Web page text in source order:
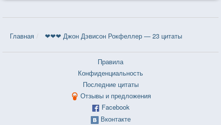
Главная ❤❤❤ Джон Дэвисон Рокфеллер — 23 цитаты
Правила
Конфиденциальность
Последние цитаты
Отзывы и предложения
Facebook
Вконтакте